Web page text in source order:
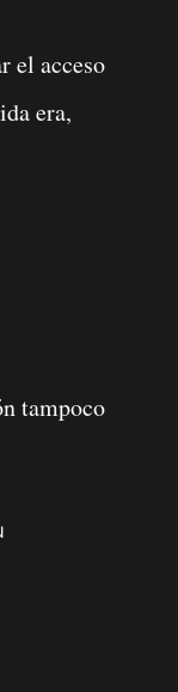
el acceso
era,
tampoco